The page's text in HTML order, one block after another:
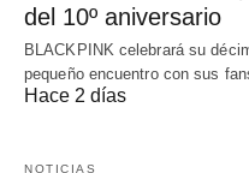
del 10º aniversario
BLACKPINK celebrará su
pequeño encuentro con sus
Hace 2 días
NOTICIAS